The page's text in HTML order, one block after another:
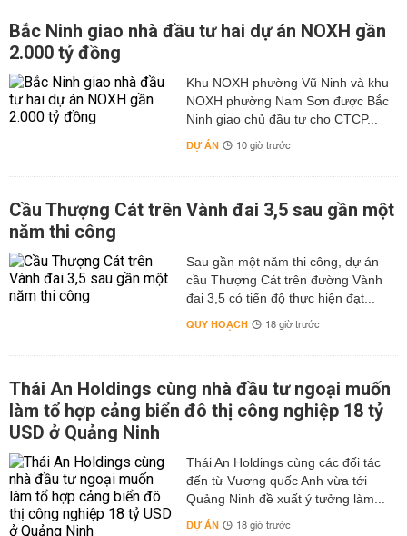
Bắc Ninh giao nhà đầu tư hai dự án NOXH gần
2.000 tỷ đồng
Khu NOXH phường Vũ Ninh và khu
NOXH phường Nam Sơn được Bắc
Ninh giao chủ đầu tư cho CTCP...
DỰ ÁN 10 giờ trước
Cầu Thượng Cát trên Vành đai 3,5 sau gần một
năm thi công
Sau gần một năm thi công, dự án
cầu Thượng Cát trên đường Vành
đai 3,5 có tiến độ thực hiện đạt...
QUY HOẠCH 18 giờ trước
Thái An Holdings cùng nhà đầu tư ngoại muốn
làm tổ hợp cảng biển đô thị công nghiệp 18 tỷ
USD ở Quảng Ninh
Thái An Holdings cùng các đối tác
đến từ Vương quốc Anh vừa tới
Quảng Ninh đề xuất ý tưởng làm...
DỰ ÁN 18 giờ trước